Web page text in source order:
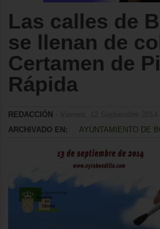
Las calles de
se llenan de
Certamen de
Rápida
REDACCIÓN
ARCHIVADO EN:
AYUNTAMIENTO DE